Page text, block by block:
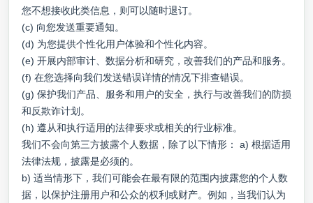
您不想接收此类信息，则可以随时退订。
(c) 向您发送重要通知。
(d) 为您提供个性化用户体验和个性化内容。
(e) 开展内部审计、数据分析和研究，改善我们的产品和服务。
(f) 在您选择向我们发送错误详情的情况下排查错误。
(g) 保护我们产品、服务和用户的安全，执行与改善我们的防损
和反欺诈计划。
(h) 遵从和执行适用的法律要求或相关的行业标准。
我们不会向第三方披露个人数据，除了以下情形： a) 根据适用
法律法规，披露是必须的。
b) 适当情形下，我们可能会在最有限的范围内披露您的个人数
据，以保护注册用户和公众的权利或财产。例如，当我们认为